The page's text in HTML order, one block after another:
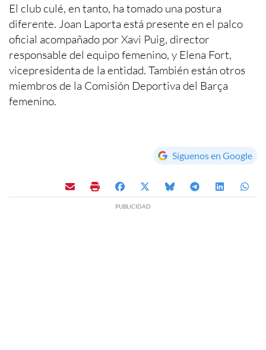
El club culé, en tanto, ha tomado una postura
diferente. Joan Laporta está presente en el palco
oficial acompañado por Xavi Puig, director
responsable del equipo femenino, y Elena Fort,
vicepresidenta de la entidad. También están otros
miembros de la Comisión Deportiva del Barça
femenino.
Síguenos en Google